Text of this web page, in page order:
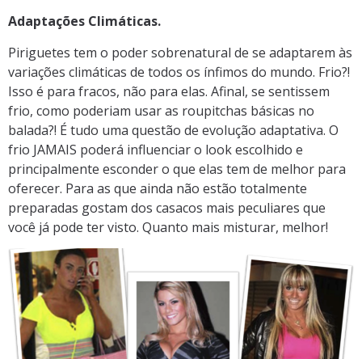
Adaptações Climáticas.
Piriguetes tem o poder sobrenatural de se adaptarem às
variações climáticas de todos os ínfimos do mundo. Frio?!
Isso é para fracos, não para elas. Afinal, se sentissem
frio, como poderiam usar as roupitchas básicas no
balada?! É tudo uma questão de evolução adaptativa. O
frio JAMAIS poderá influenciar o look escolhido e
principalmente esconder o que elas tem de melhor para
oferecer. Para as que ainda não estão totalmente
preparadas gostam dos casacos mais peculiares que
você já pode ter visto. Quanto mais misturar, melhor!